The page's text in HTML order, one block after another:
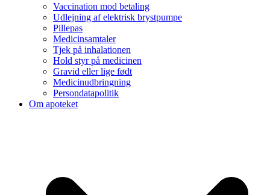
Vaccination mod betaling
Udlejning af elektrisk brystpumpe
Pillepas
Medicinsamtaler
Tjek på inhalationen
Hold styr på medicinen
Gravid eller lige født
Medicinudbringning
Persondatapolitik
Om apoteket